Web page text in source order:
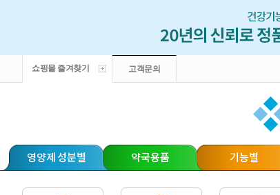
쇼핑몰 즐겨찾기 고객문의
영양제 성분별 약국용품 기능별